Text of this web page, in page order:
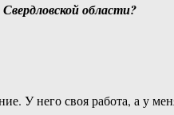
области?
У него своя работа, а у